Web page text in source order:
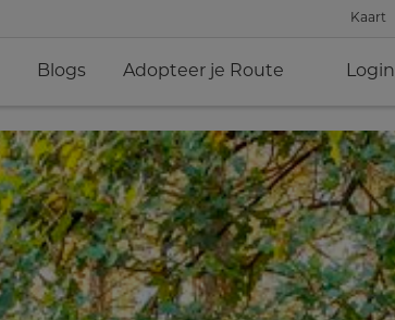
Kaart
Blogs Adopteer je Route Login